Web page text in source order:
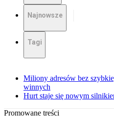
Najnowsze
Tagi
Miliony adresów bez
winnych
Hurt staje się nowym
Promowane treści